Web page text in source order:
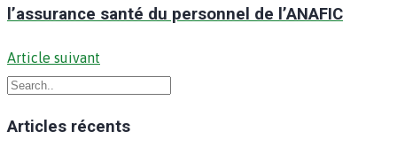
l’assurance santé du personnel de l’ANAFIC
Article suivant
Articles récents